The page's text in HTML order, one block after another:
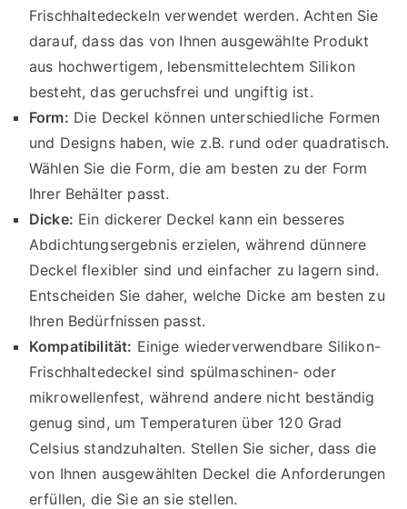
Frischhaltedeckeln verwendet werden. Achten Sie
darauf, dass das von Ihnen ausgewählte Produkt
aus hochwertigem, lebensmittelechtem Silikon
besteht, das geruchsfrei und ungiftig ist.
Form: Die Deckel können unterschiedliche Formen
und Designs haben, wie z.B. rund oder quadratisch.
Wählen Sie die Form, die am besten zu der Form
Ihrer Behälter passt.
Dicke: Ein dickerer Deckel kann ein besseres
Abdichtungsergebnis erzielen, während dünnere
Deckel flexibler sind und einfacher zu lagern sind.
Entscheiden Sie daher, welche Dicke am besten zu
Ihren Bedürfnissen passt.
Kompatibilität: Einige wiederverwendbare Silikon-
Frischhaltedeckel sind spülmaschinen- oder
mikrowellenfest, während andere nicht beständig
genug sind, um Temperaturen über 120 Grad
Celsius standzuhalten. Stellen Sie sicher, dass die
von Ihnen ausgewählten Deckel die Anforderungen
erfüllen, die Sie an sie stellen.